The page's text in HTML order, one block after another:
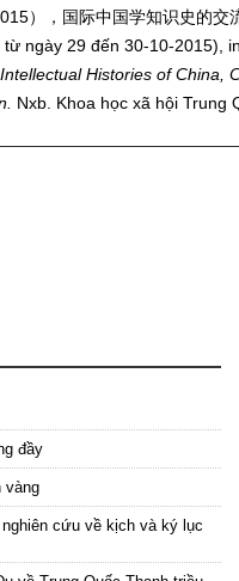
），国际中国学知识史的交
từ ngày 29 đến 30-10-2015),
Histories of China,
Nxb. Khoa học xã hội Trung
đầy
vàng
cứu về kịch và ký lục